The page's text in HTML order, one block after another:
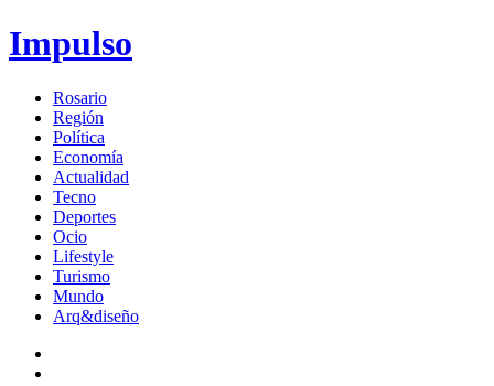
Impulso
Rosario
Región
Política
Economía
Actualidad
Tecno
Deportes
Ocio
Lifestyle
Turismo
Mundo
Arq&diseño